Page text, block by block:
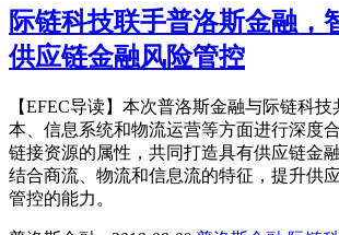
际链科技联手普洛斯金融，
供应链金融风险管控
【EFEC导读】本次普洛斯金融与际链科
本、信息系统和物流运营等方面进行深度
链接资源的属性，共同打造具有供应链金
结合商流、物流和信息流的特征，提升供
管控的能力。